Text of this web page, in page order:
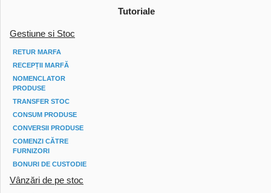
Tutoriale
Gestiune si Stoc
RETUR MARFA
RECEPȚII MARFĂ
NOMENCLATOR
PRODUSE
TRANSFER STOC
CONSUM PRODUSE
CONVERSII PRODUSE
COMENZI CĂTRE
FURNIZORI
BONURI DE CUSTODIE
Vânzări de pe stoc